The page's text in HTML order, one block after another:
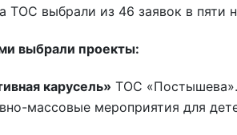
ТОС выбрали из 46 заявок в пяти
выбрали проекты:
карусель» ТОС
массовые мероприятия для